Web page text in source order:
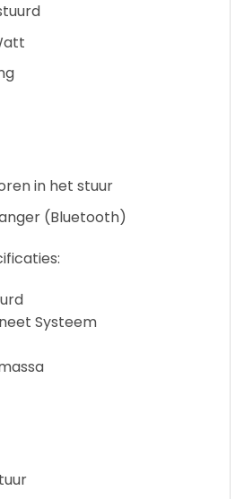
in het stuur
(Bluetooth)
Systeem